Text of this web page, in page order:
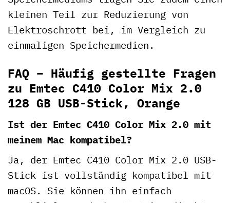
kleinen Teil zur Reduzierung von
Elektroschrott bei, im Vergleich zu
einmaligen Speichermedien.
FAQ – Häufig gestellte Fragen
zu Emtec C410 Color Mix 2.0
128 GB USB-Stick, Orange
Ist der Emtec C410 Color Mix 2.0 mit
meinem Mac kompatibel?
Ja, der Emtec C410 Color Mix 2.0 USB-
Stick ist vollständig kompatibel mit
macOS. Sie können ihn einfach